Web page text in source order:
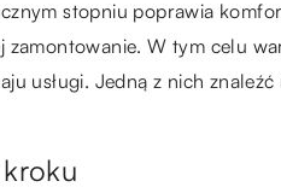
stopniu poprawia
zamontowanie. W tym celu
usługi. Jedną z nich